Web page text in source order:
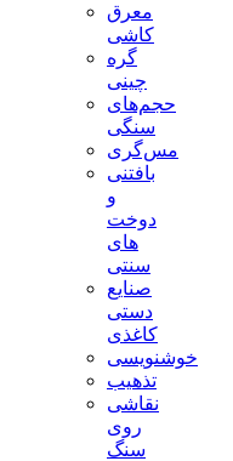
معرق
کاشی
گره
چینی
حجم‌های
سنگی
مس‌گری
بافتنی‌
و
دوخت
های
سنتی
صنایع
دستی
کاغذی
خوشنویسی
تذهیب
نقاشی
روی
سنگ